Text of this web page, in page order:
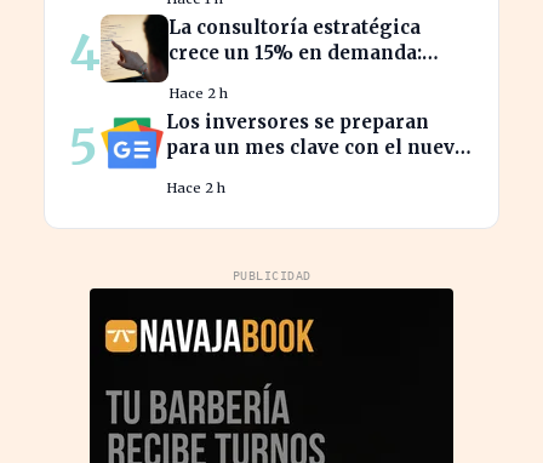
4
La consultoría estratégica
crece un 15% en demanda:
Hace 2 h
5
Los inversores se preparan
para un mes clave con el nuevo
Finanzas
Hace 2 h
PUBLICIDAD